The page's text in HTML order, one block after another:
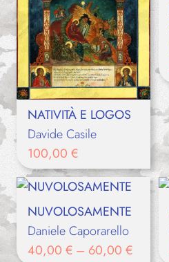
NATIVITÀ E LOGOS
Davide Casile
100,00 €
NUVOLOSAMENTE
Daniele Caporarello
40,00 € – 60,00 €